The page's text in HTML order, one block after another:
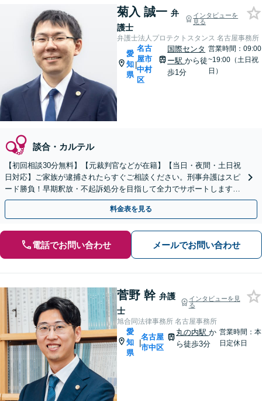
菊入 誠一 弁
護士
インタビューを
見る
弁護士法人プロテクトスタンス 名古屋事務所
愛
知
県
|
名古
屋市
中村
区
国際センタ
ー駅から徒
歩1分
営業時間：09:00
~19:00（土日祝
日）
談合・カルテル
【初回相談30分無料】【元裁判官などが在籍】【当日・夜間・土日祝
日対応】ご家族が逮捕されたらすぐご相談ください。刑事弁護はスピ
ード勝負！早期釈放・不起訴処分を目指して全力でサポートします。
【スピード対応】
料金表を見る
電話でお問い合わせ メールでお問い合わせ
菅野 幹 弁護
士
インタビューを見
る
旭合同法律事務所 名古屋事務所
愛
知
県
|
名古屋
市中区
丸の内駅か
ら徒歩3分
営業時間：本
日定休日